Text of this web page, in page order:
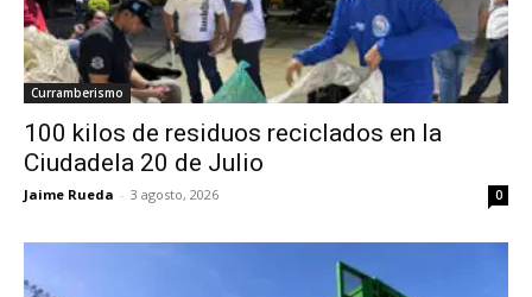
Curramberismo
100 kilos de residuos reciclados en la
Ciudadela 20 de Julio
Jaime Rueda - 3 agosto, 2026 0